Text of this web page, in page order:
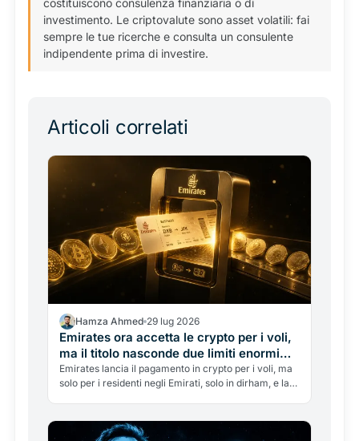
costituiscono consulenza finanziaria o di
investimento. Le criptovalute sono asset volatili: fai
sempre le tue ricerche e consulta un consulente
indipendente prima di investire.
Articoli correlati
Hamza Ahmed 29 lug 2026
Emirates ora accetta le crypto per i voli,
ma il titolo nasconde due limiti enormi
che quasi nessuno racconta
Emirates lancia il pagamento in crypto per i voli, ma
solo per i residenti negli Emirati, solo in dirham, e la